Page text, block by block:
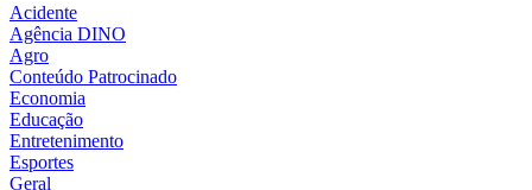
Acidente
Agência DINO
Agro
Conteúdo Patrocinado
Economia
Educação
Entretenimento
Esportes
Geral